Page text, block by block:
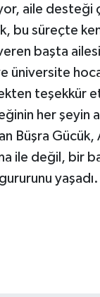
aile desteği
bu süreçte
başta
üniversite
teşekkür
her şeyin
Büşra Gücük,
ile değil, bir
yaşadı.